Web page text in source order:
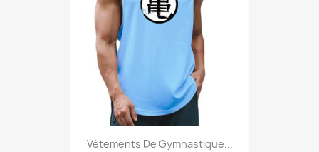
Vêtements De Gymnastique...